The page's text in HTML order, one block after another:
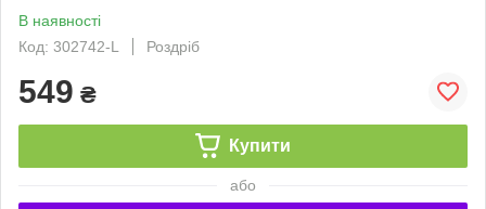
В наявності
Код: 302742-L
Роздріб
549 ₴
Купити
або